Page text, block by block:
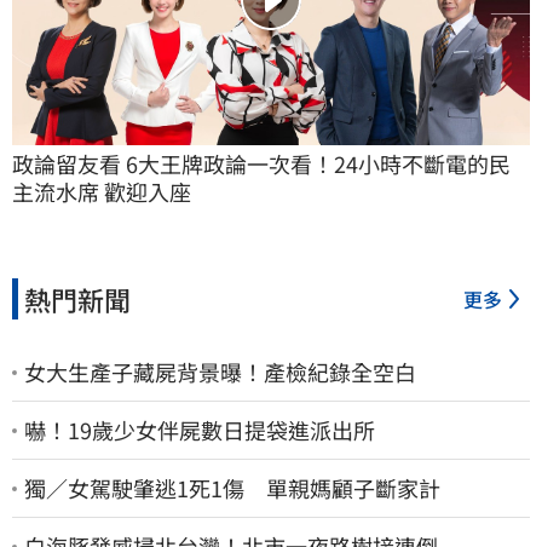
政論留友看 6大王牌政論一次看！24小時不斷電的民
主流水席 歡迎入座
熱門新聞 更多
女大生產子藏屍背景曝！產檢紀錄全空白
嚇！19歲少女伴屍數日提袋進派出所
獨／女駕駛肇逃1死1傷 單親媽顧子斷家計